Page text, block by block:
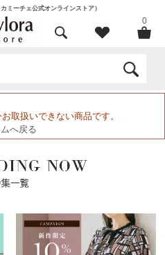
ミーチェ公式オンラインストア）
0
取扱いできない商品です。
へ戻る